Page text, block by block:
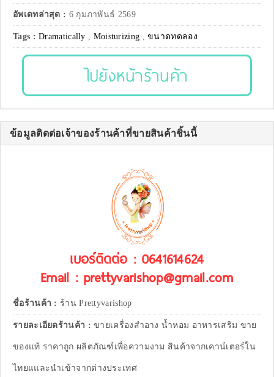
อัพเดทล่าสุด : 6 กุมภาพันธ์ 2569
Tags :Dramatically , Moisturizing ,ขนาดทดลอง
ไปยังหน้าร้านค้า
ข้อมูลติดต่อเจ้าของร้านค้าที่ขายสินค้าชิ้นนี้
เบอร์ติดต่อ : 0641614624
Email : prettyvarishop@gmail.com
ชื่อร้านค้า : ร้าน Prettyvarishop
รายละเอียดร้านค้า :ขายเครื่องสำอาง น้ำหอม อาหารเสริม ขาย
ของแท้ ราคาถูก ผลิตภัณฑ์เพื่อความงาม สินค้าจากเคาน์เตอร์ใน
ไทยแและนำเข้าจากต่างประเทศ